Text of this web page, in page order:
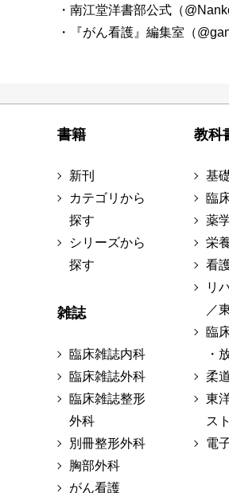
・南江堂洋書部公式（
・『がん看護』編集室（
書籍
新刊
カテゴリから
探す
シリーズから
探す
雑誌
臨床雑誌内科
臨床雑誌外科
臨床雑誌整形
外科
別冊整形外科
胸部外科
がん看護
教科
基
臨
薬
栄
看
リ
／
臨
・
柔
東
スト
電